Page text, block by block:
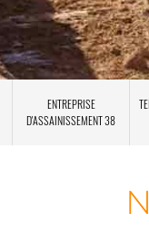
ENTREPRISE
D'ASSAINISSEMENT 38